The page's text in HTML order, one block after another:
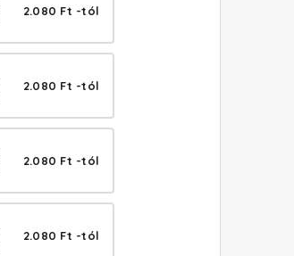
2.080 Ft -tól
2.080 Ft -tól
2.080 Ft -tól
2.080 Ft -tól